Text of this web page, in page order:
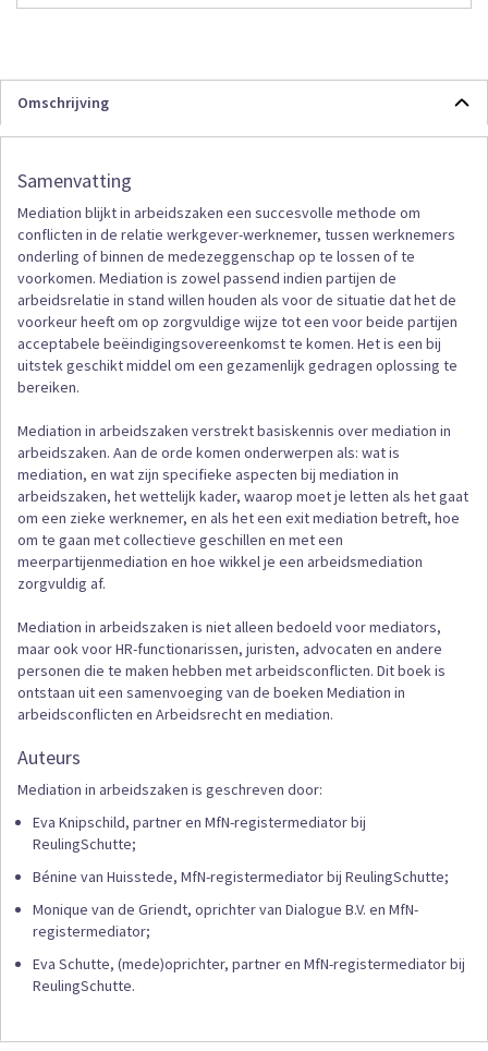
Omschrijving
Samenvatting
Mediation blijkt in arbeidszaken een succesvolle methode om
conflicten in de relatie werkgever-werknemer, tussen werknemers
onderling of binnen de medezeggenschap op te lossen of te
voorkomen. Mediation is zowel passend indien partijen de
arbeidsrelatie in stand willen houden als voor de situatie dat het de
voorkeur heeft om op zorgvuldige wijze tot een voor beide partijen
acceptabele beëindigingsovereenkomst te komen. Het is een bij
uitstek geschikt middel om een gezamenlijk gedragen oplossing te
bereiken.
Mediation in arbeidszaken verstrekt basiskennis over mediation in
arbeidszaken. Aan de orde komen onderwerpen als: wat is
mediation, en wat zijn specifieke aspecten bij mediation in
arbeidszaken, het wettelijk kader, waarop moet je letten als het gaat
om een zieke werknemer, en als het een exit mediation betreft, hoe
om te gaan met collectieve geschillen en met een
meerpartijenmediation en hoe wikkel je een arbeidsmediation
zorgvuldig af.
Mediation in arbeidszaken is niet alleen bedoeld voor mediators,
maar ook voor HR-functionarissen, juristen, advocaten en andere
personen die te maken hebben met arbeidsconflicten. Dit boek is
ontstaan uit een samenvoeging van de boeken Mediation in
arbeidsconflicten en Arbeidsrecht en mediation.
Auteurs
Mediation in arbeidszaken is geschreven door:
Eva Knipschild, partner en MfN-registermediator bij
ReulingSchutte;
Bénine van Huisstede, MfN-registermediator bij ReulingSchutte;
Monique van de Griendt, oprichter van Dialogue B.V. en MfN-
registermediator;
Eva Schutte, (mede)oprichter, partner en MfN-registermediator bij
ReulingSchutte.